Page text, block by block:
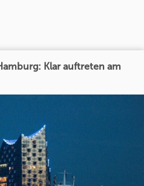
Klar auftreten am